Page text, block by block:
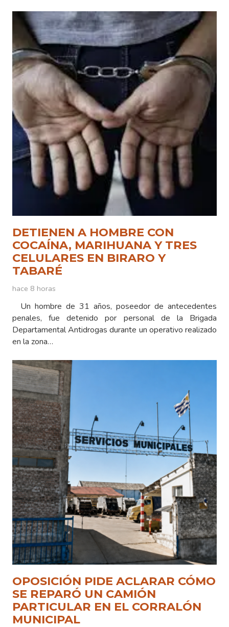
DETIENEN A HOMBRE CON
COCAÍNA, MARIHUANA Y TRES
CELULARES EN BIRARO Y
TABARÉ
hace 8 horas
Un hombre de 31 años, poseedor de antecedentes
penales, fue detenido por personal de la Brigada
Departamental Antidrogas durante un operativo realizado
en la zona…
OPOSICIÓN PIDE ACLARAR CÓMO
SE REPARÓ UN CAMIÓN
PARTICULAR EN EL CORRALÓN
MUNICIPAL